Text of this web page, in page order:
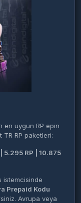
en uygun RP epin
TR RP paketleri:
5.295 RP | 10.875
istemcisinde
Prepaid Kodu
Avrupa veya